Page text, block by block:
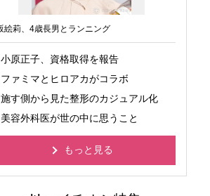
絵莉、4歳長男とランニング
小原正子、資格取得を報告
ファミマとヒロアカがコラボ
施す側から見た整形のカジュアル化
美容外科医が世の中に思うこと
もっと見る